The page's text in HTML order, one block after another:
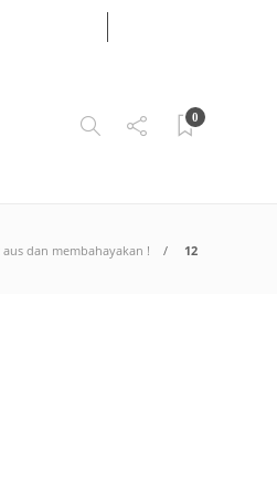
0
dan membahayakan ! 12